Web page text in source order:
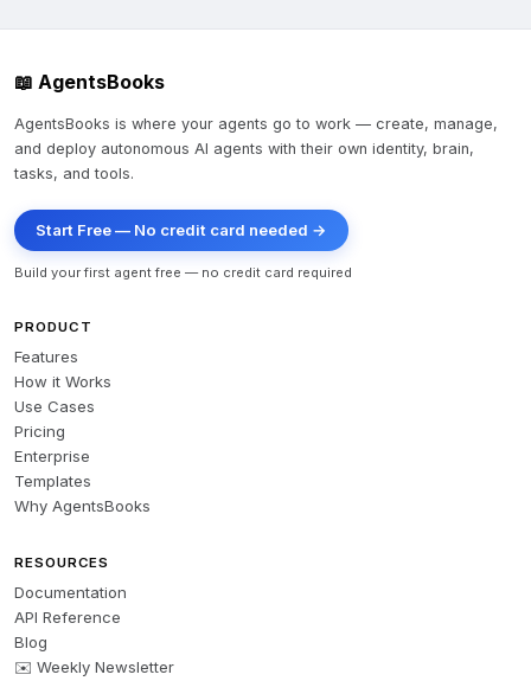
📖 AgentsBooks
AgentsBooks is where your agents go to work — create, manage,
and deploy autonomous AI agents with their own identity, brain,
tasks, and tools.
Start Free — No credit card needed →
Build your first agent free — no credit card required
PRODUCT
Features
How it Works
Use Cases
Pricing
Enterprise
Templates
Why AgentsBooks
RESOURCES
Documentation
API Reference
Blog
✉️ Weekly Newsletter